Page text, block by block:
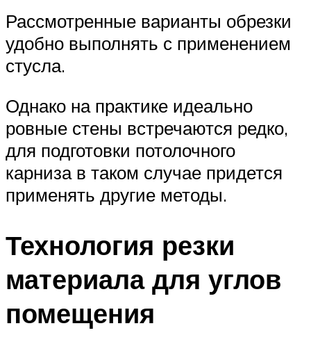
Рассмотренные варианты обрезки
удобно выполнять с применением
стусла.
Однако на практике идеально
ровные стены встречаются редко,
для подготовки потолочного
карниза в таком случае придется
применять другие методы.
Технология резки
материала для углов
помещения